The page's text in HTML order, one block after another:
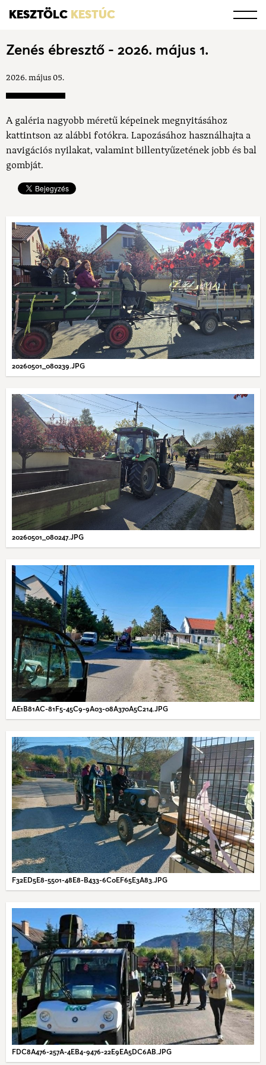
KESZTÖLC KESTÚC
Zenés ébresztő - 2026. május 1.
2026. május 05.
A galéria nagyobb méretű képeinek megnyitásához
kattintson az alábbi fotókra. Lapozásához használhajta a
navigációs nyilakat, valamint billentyűzetének jobb és bal
gombját.
20260501_080239.JPG
20260501_080247.JPG
AE1B81AC-81F5-45C9-9A03-08A370A5C214.JPG
F32ED5E8-5501-48E8-B433-6C0EF65E3A83.JPG
FDC8A476-257A-4EB4-9476-22E9EA5DC6AB.JPG